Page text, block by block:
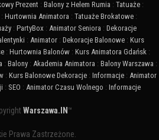
Prezent : Balony z Helem Rumia : Tatuaże :
: Hurtownia Animatora : Tatuaże Brokatowe :
: PartyBox : Animator Seniora : Dekoracje
: Animator : Dekoracje Balonowe : Kurs
: Hurtownia Balonów : Kurs Animatora Gdańsk :
: Balony : Akademia Animatora : Balony Warszawa :
: Kurs Balonowe Dekoracje : Informacje : Animator
: SEO : Animator Czasu Wolnego : Informacje
Warszawa.IN ™
Prawa Zastrzeżone.